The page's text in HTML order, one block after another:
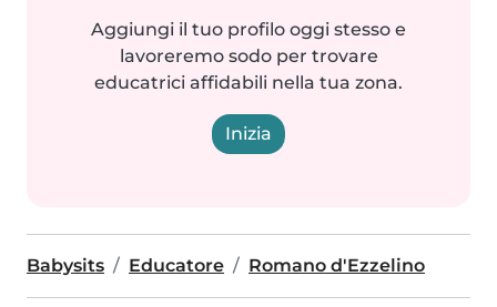
Aggiungi il tuo profilo oggi stesso e
lavoreremo sodo per trovare
educatrici affidabili nella tua zona.
Inizia
Babysits Educatore Romano d'Ezzelino